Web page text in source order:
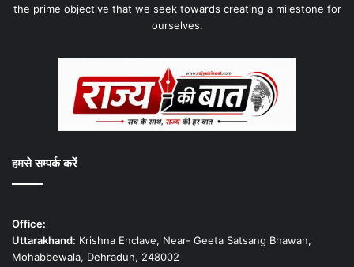
the prime objective that we seek towards creating a milestone for
ourselves.
हमसे सम्पर्क करें
Office:
Uttarakhand: Krishna Enclave, Near- Geeta Satsang Bhawan,
Mohabbewala, Dehradun, 248002